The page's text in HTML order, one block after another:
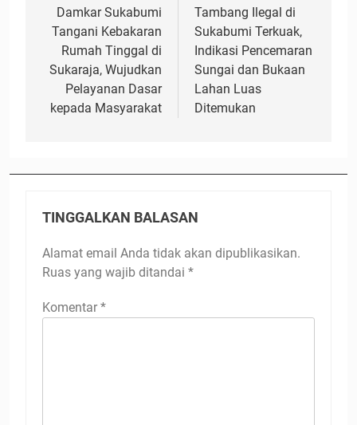
pos
Damkar Sukabumi
Tangani Kebakaran
Rumah Tinggal di
Sukaraja, Wujudkan
Pelayanan Dasar
kepada Masyarakat
Tambang Ilegal di
Sukabumi Terkuak,
Indikasi Pencemaran
Sungai dan Bukaan
Lahan Luas
Ditemukan
TINGGALKAN BALASAN
Alamat email Anda tidak akan dipublikasikan.
Ruas yang wajib ditandai *
Komentar *